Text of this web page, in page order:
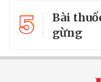
5
Bài
gừng